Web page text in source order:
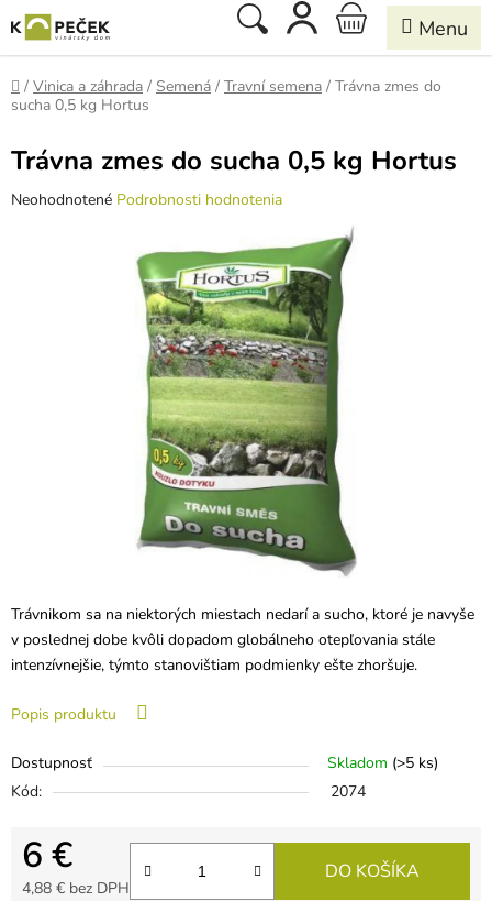
na
obsah
Hľadať
NÁKUPNÝ
KOŠÍK
Domov
/ Vinica a záhrada / Semená / Travní semena / Trávna zmes do
sucha 0,5 kg Hortus
Trávnikom sa na niektorých miestach nedarí a sucho, ktoré je navyše
v poslednej dobe kvôli dopadom globálneho otepľovania stále
intenzívnejšie, týmto stanovištiam podmienky ešte zhoršuje.
Popis produktu
Dostupnosť Skladom (>5 ks)
Kód:
2074
6 €
4,88 € bez DPH
DO KOŠÍKA
Trávna zmes do sucha 0,5 kg Hortus
Priemerné
Neohodnotené Podrobnosti hodnotenia